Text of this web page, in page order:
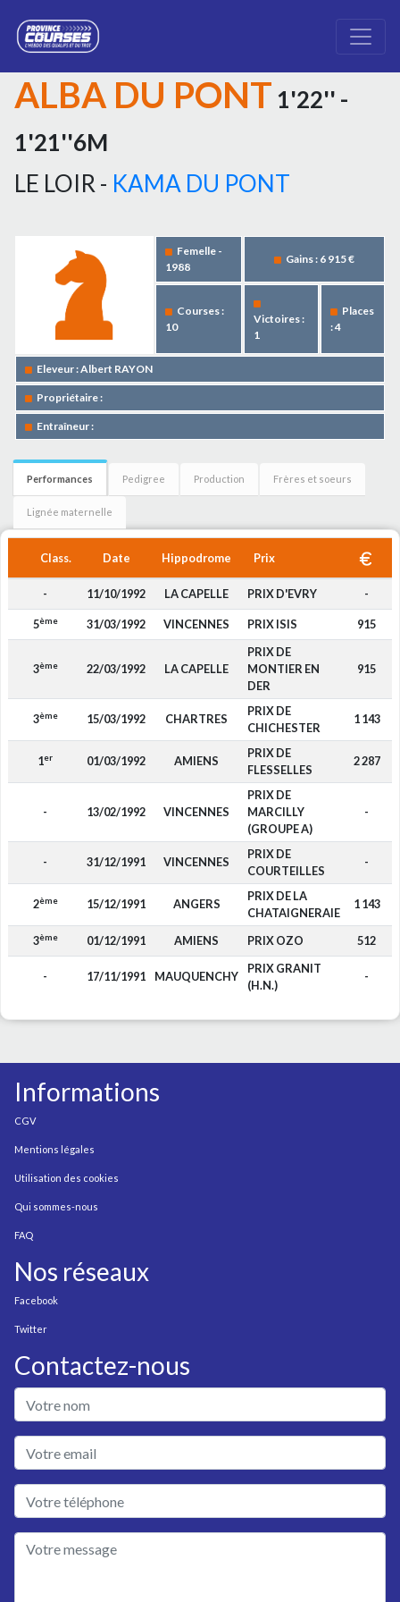
ALBA DU PONT 1'22'' -
1'21''6M
LE LOIR - KAMA DU PONT
Femelle -
1988
Gains : 6 915 €
Courses :
10
Victoires :
1
Places
: 4
Eleveur : Albert RAYON
Propriétaire :
Entraîneur :
Performances Pedigree Production Frères et soeurs
Lignée maternelle
Class. Date Hippodrome Prix
- 11/10/1992 LA CAPELLE PRIX D'EVRY -
5ème 31/03/1992 VINCENNES PRIX ISIS 915
3ème 22/03/1992 LA CAPELLE
PRIX DE
MONTIER EN
DER
915
3ème 15/03/1992 CHARTRES
PRIX DE
CHICHESTER
1 143
1er 01/03/1992 AMIENS
PRIX DE
FLESSELLES
2 287
- 13/02/1992 VINCENNES
PRIX DE
MARCILLY
(GROUPE A)
-
- 31/12/1991 VINCENNES
PRIX DE
COURTEILLES
-
2ème 15/12/1991 ANGERS
PRIX DE LA
CHATAIGNERAIE
1 143
3ème 01/12/1991 AMIENS PRIX OZO 512
- 17/11/1991 MAUQUENCHY
PRIX GRANIT
(H.N.)
-
Informations
CGV
Mentions légales
Utilisation des cookies
Qui sommes-nous
FAQ
Nos réseaux
Facebook
Twitter
Contactez-nous